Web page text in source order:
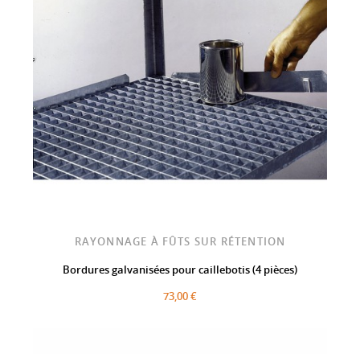
RAYONNAGE À FÛTS SUR RÉTENTION
Bordures galvanisées pour caillebotis (4 pièces)
73,00 €